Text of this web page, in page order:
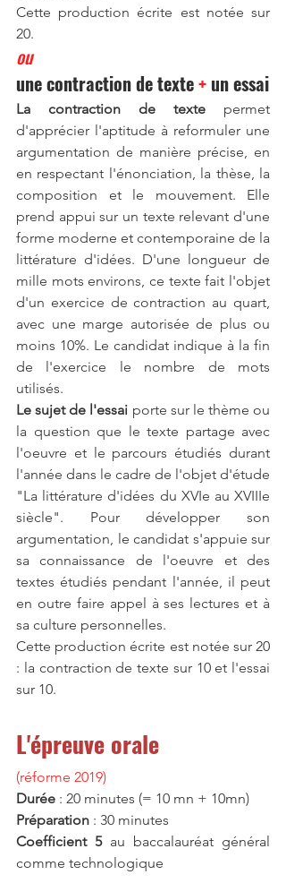
Cette production écrite est notée sur
20.
ou
une contraction de texte + un essai
La contraction de texte permet
d'apprécier l'aptitude à reformuler une
argumentation de manière précise, en
en respectant l'énonciation, la thèse, la
composition et le mouvement. Elle
prend appui sur un texte relevant d'une
forme moderne et contemporaine de la
littérature d'idées. D'une longueur de
mille mots environs, ce texte fait l'objet
d'un exercice de contraction au quart,
avec une marge autorisée de plus ou
moins 10%. Le candidat indique à la fin
de l'exercice le nombre de mots
utilisés.
Le sujet de l'essai porte sur le thème ou
la question que le texte partage avec
l'oeuvre et le parcours étudiés durant
l'année dans le cadre de l'objet d'étude
"La littérature d'idées du XVIe au XVIIIe
siècle". Pour développer son
argumentation, le candidat s'appuie sur
sa connaissance de l'oeuvre et des
textes étudiés pendant l'année, il peut
en outre faire appel à ses lectures et à
sa culture personnelles.
Cette production écrite est notée sur 20
: la contraction de texte sur 10 et l'essai
sur 10.
L'épreuve orale
(réforme 2019)
Durée : 20 minutes (= 10 mn + 10mn)
Préparation : 30 minutes
Coefficient 5 au baccalauréat général
comme technologique